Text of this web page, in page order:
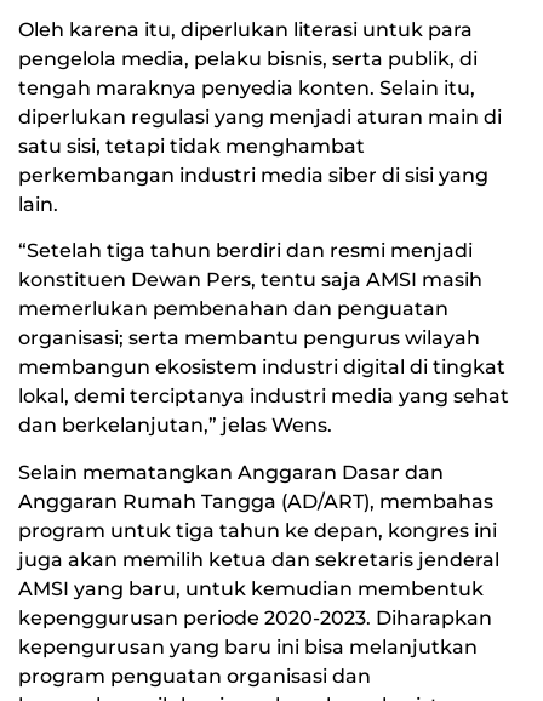
Oleh karena itu, diperlukan literasi untuk para
pengelola media, pelaku bisnis, serta publik, di
tengah maraknya penyedia konten. Selain itu,
diperlukan regulasi yang menjadi aturan main di
satu sisi, tetapi tidak menghambat
perkembangan industri media siber di sisi yang
lain.
“Setelah tiga tahun berdiri dan resmi menjadi
konstituen Dewan Pers, tentu saja AMSI masih
memerlukan pembenahan dan penguatan
organisasi; serta membantu pengurus wilayah
membangun ekosistem industri digital di tingkat
lokal, demi terciptanya industri media yang sehat
dan berkelanjutan,” jelas Wens.
Selain mematangkan Anggaran Dasar dan
Anggaran Rumah Tangga (AD/ART), membahas
program untuk tiga tahun ke depan, kongres ini
juga akan memilih ketua dan sekretaris jenderal
AMSI yang baru, untuk kemudian membentuk
kepenggurusan periode 2020-2023. Diharapkan
kepengurusan yang baru ini bisa melanjutkan
program penguatan organisasi dan